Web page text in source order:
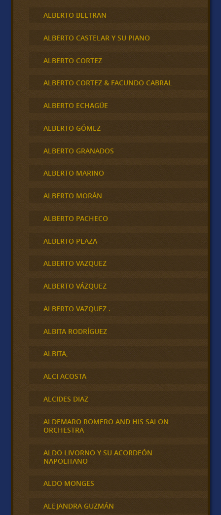
ALBERTO BELTRAN
ALBERTO CASTELAR Y SU PIANO
ALBERTO CORTEZ
ALBERTO CORTEZ & FACUNDO CABRAL
ALBERTO ECHAGÜE
ALBERTO GÓMEZ
ALBERTO GRANADOS
ALBERTO MARINO
ALBERTO MORÁN
ALBERTO PACHECO
ALBERTO PLAZA
ALBERTO VAZQUEZ
ALBERTO VÁZQUEZ
ALBERTO VAZQUEZ .
ALBITA RODRÍGUEZ
ALBITA,
ALCI ACOSTA
ALCIDES DIAZ
ALDEMARO ROMERO AND HIS SALON
ORCHESTRA
ALDO LIVORNO Y SU ACORDEÓN
NAPOLITANO
ALDO MONGES
ALEJANDRA GUZMÁN